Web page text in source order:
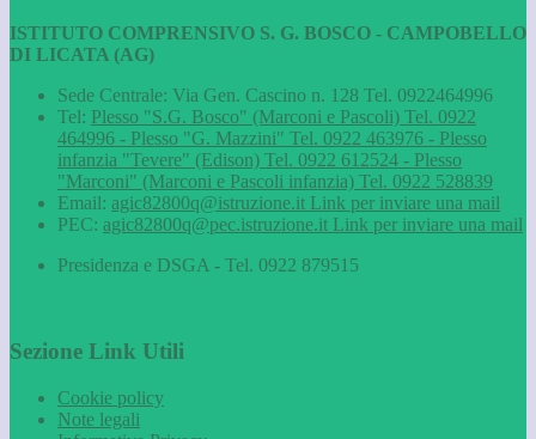
ISTITUTO COMPRENSIVO S. G. BOSCO - CAMPOBELLO
DI LICATA (AG)
Sede Centrale: Via Gen. Cascino n. 128 Tel. 0922464996
Tel: Plesso "S.G. Bosco" (Marconi e Pascoli) Tel. 0922
464996 - Plesso "G. Mazzini" Tel. 0922 463976 - Plesso
infanzia "Tevere" (Edison) Tel. 0922 612524 - Plesso
"Marconi" (Marconi e Pascoli infanzia) Tel. 0922 528839
Email: agic82800q@istruzione.it Link per inviare una mail
PEC: agic82800q@pec.istruzione.it Link per inviare una mail
Presidenza e DSGA - Tel. 0922 879515
Sezione Link Utili
Cookie policy
Note legali